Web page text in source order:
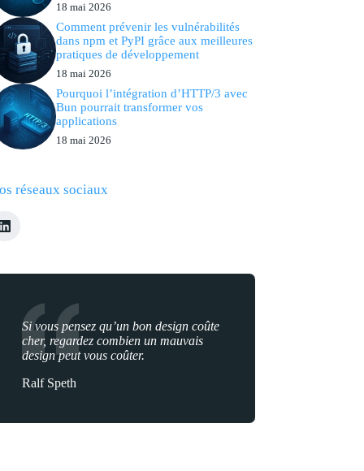
18 mai 2026
Comment prévenir les vulnérabilités
dans npm et PyPI grâce aux meilleures
pratiques de développement
18 mai 2026
Pourquoi l’intégration d’HTTP/3 avec
Bun pourrait transformer vos
applications
18 mai 2026
réseaux sociaux
Si vous pensez qu’un bon design coûte
cher, regardez combien un mauvais
design peut vous coûter.
Ralf Speth